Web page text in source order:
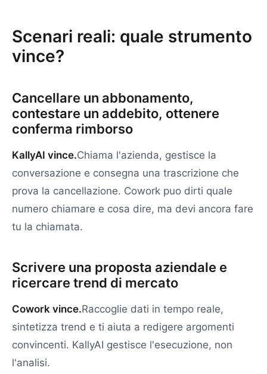
Scenari reali: quale strumento
vince?
Cancellare un abbonamento,
contestare un addebito, ottenere
conferma rimborso
KallyAI vince.Chiama l'azienda, gestisce la
conversazione e consegna una trascrizione che
prova la cancellazione. Cowork puo dirti quale
numero chiamare e cosa dire, ma devi ancora fare
tu la chiamata.
Scrivere una proposta aziendale e
ricercare trend di mercato
Cowork vince.Raccoglie dati in tempo reale,
sintetizza trend e ti aiuta a redigere argomenti
convincenti. KallyAI gestisce l'esecuzione, non
l'analisi.